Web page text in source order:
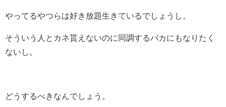
やってるやつらは好き放題生きているでしょうし。
そういう人とカネ貰えないのに同調するバカにもなりたく
ないし。
どうするべきなんでしょう。